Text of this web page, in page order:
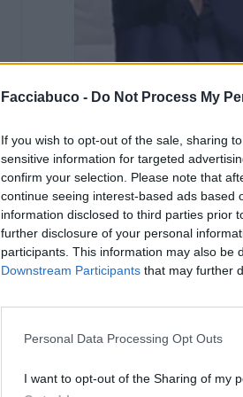
Facciabuco - Do Not Process My
If you wish to opt-out of the sale, sharing
sensitive information for targeted
confirm your selection. Please note that
continue seeing interest-based ads based
information disclosed to third parties prior
further disclosure of your personal
participants. This information may also be
Downstream Participants that may further
Personal Data Processing Opt Outs
I want to opt-out of the Sharing of my
Aragorn Ilditonellapiada
Aragorn Non vedo
mandato una maledizione
7 Luglio 2025 alle ore 19:38
inglesi